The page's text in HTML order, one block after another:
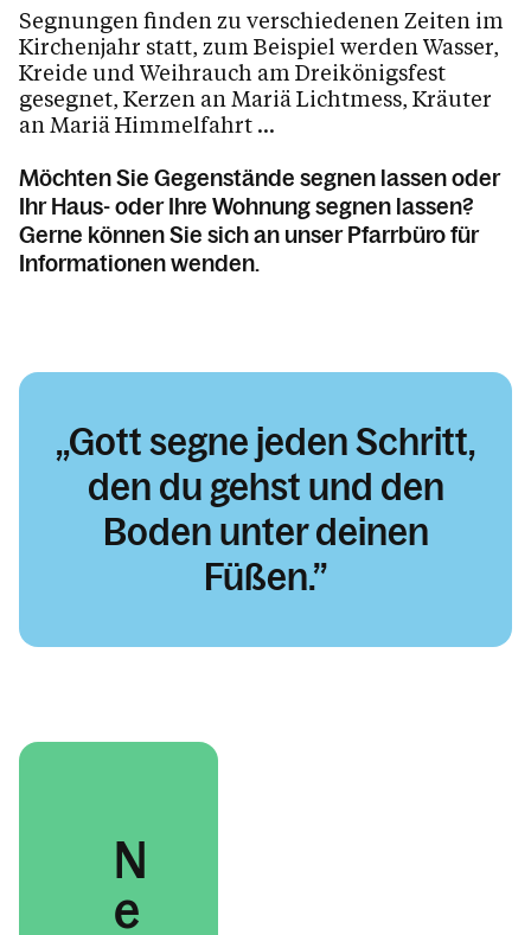
Personen
Kontakt
Segnungen finden zu verschiedenen Zeiten im
Kirchenjahr statt, zum Beispiel werden Wasser,
Kreide und Weihrauch am Dreikönigsfest
gesegnet, Kerzen an Mariä Lichtmess, Kräuter
an Mariä Himmelfahrt ...
Möchten Sie Gegenstände segnen lassen oder
Ihr Haus- oder Ihre Wohnung segnen lassen?
Gerne können Sie sich an unser Pfarrbüro für
Informationen wenden.
Gott segne jeden Schritt,
den du gehst und den
Boden unter deinen
Füßen.
N
e